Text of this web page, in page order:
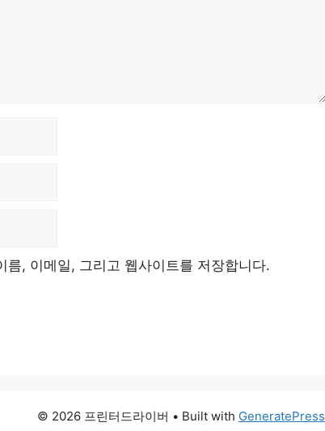
, 이메일, 그리고 웹사이트를 저장합니다.
© 2026 프린터드라이버 • Built with GeneratePress